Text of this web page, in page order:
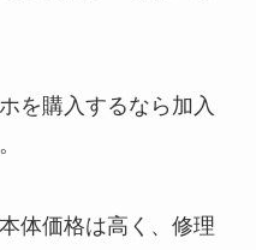
を購入するなら加入
体価格は高く、修理